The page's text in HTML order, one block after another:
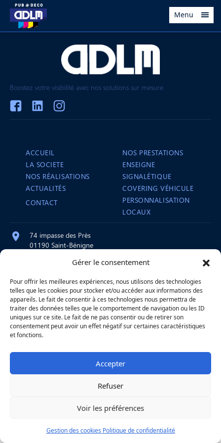
Gérer le consentement
Pour offrir les meilleures expériences, nous utilisons des technologies
telles que les cookies pour stocker et/ou accéder aux informations des
appareils. Le fait de consentir à ces technologies nous permettra de
traiter des données telles que le comportement de navigation ou les ID
uniques sur ce site. Le fait de ne pas consentir ou de retirer son
consentement peut avoir un effet négatif sur certaines caractéristiques
et fonctions.
Accepter
Refuser
Voir les préférences
Gestion des cookies Politique de confidentialité
Menu
Boostez votre visibilité avec nos solutions sur mesure
ACCUEIL
LA SOCIETE
NOS RÉALISATIONS
ACTUALITÉS
CONTACT
NOS PRESTATIONS
ENSEIGNE
SIGNALÉTIQUE
COVERING VÉHICULE
PERSONNALISATION
LOCAUX
74 impasse des Près
01190 Saint-Bénigne
contact@atelier-martre.fr
09 72 95 15 20
Lundi au jeudi : 8h – 12h / 14h – 18h
Vendredi : 8h – 12h
|Mentions légales